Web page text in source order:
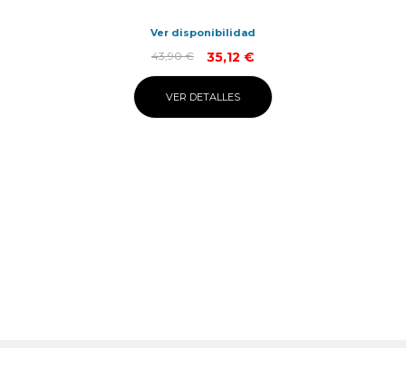
Ver disponibilidad
43,90 € 35,12 €
VER DETALLES